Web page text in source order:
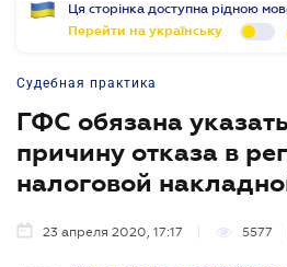
Ця сторінка доступна рідною
Перейти на українську
Судебная практика
ГФС обязана
причину отказа в
налоговой
23 апреля 2020, 17:17 5577